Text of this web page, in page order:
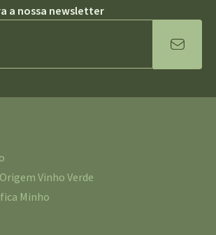
a nossa newsletter
Vinho Verde
Minho